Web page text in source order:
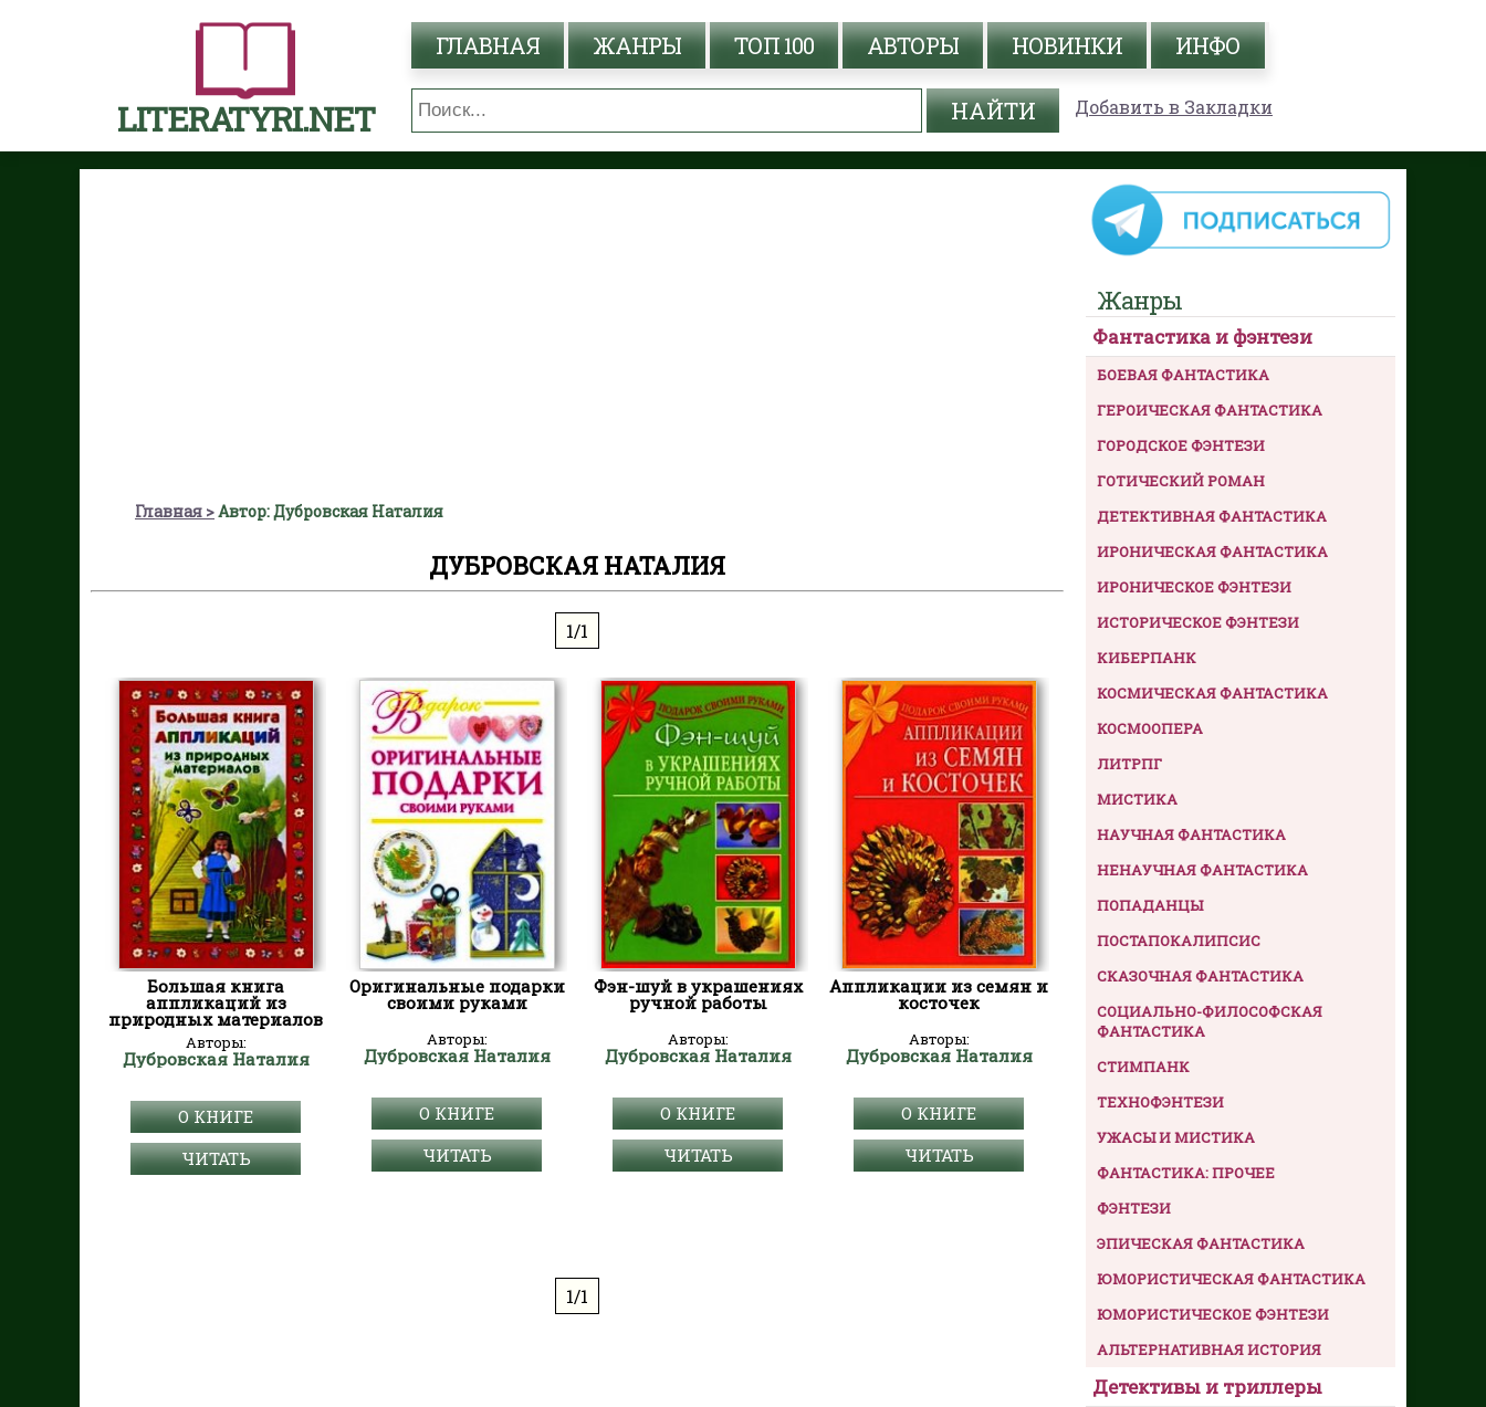
LITERATYRI.NET
ГЛАВНАЯ ЖАНРЫ ТОП 100 АВТОРЫ НОВИНКИ ИНФО
Добавить в Закладки
Главная Автор: Дубровская Наталия
ДУБРОВСКАЯ НАТАЛИЯ
1/1
Большая книга
аппликаций из
природных материалов
Авторы:
Дубровская Наталия
О КНИГЕ
ЧИТАТЬ
Оригинальные подарки
своими руками
Авторы:
Дубровская Наталия
О КНИГЕ
ЧИТАТЬ
Фэн-шуй в украшениях
ручной работы
Авторы:
Дубровская Наталия
О КНИГЕ
ЧИТАТЬ
Аппликации из семян и
косточек
Авторы:
Дубровская Наталия
О КНИГЕ
ЧИТАТЬ
1/1
Жанры
Фантастика и фэнтези
БОЕВАЯ ФАНТАСТИКА
ГЕРОИЧЕСКАЯ ФАНТАСТИКА
ГОРОДСКОЕ ФЭНТЕЗИ
ГОТИЧЕСКИЙ РОМАН
ДЕТЕКТИВНАЯ ФАНТАСТИКА
ИРОНИЧЕСКАЯ ФАНТАСТИКА
ИРОНИЧЕСКОЕ ФЭНТЕЗИ
ИСТОРИЧЕСКОЕ ФЭНТЕЗИ
КИБЕРПАНК
КОСМИЧЕСКАЯ ФАНТАСТИКА
КОСМООПЕРА
ЛИТРПГ
МИСТИКА
НАУЧНАЯ ФАНТАСТИКА
НЕНАУЧНАЯ ФАНТАСТИКА
ПОПАДАНЦЫ
ПОСТАПОКАЛИПСИС
СКАЗОЧНАЯ ФАНТАСТИКА
СОЦИАЛЬНО-ФИЛОСОФСКАЯ
ФАНТАСТИКА
СТИМПАНК
ТЕХНОФЭНТЕЗИ
УЖАСЫ И МИСТИКА
ФАНТАСТИКА: ПРОЧЕЕ
ФЭНТЕЗИ
ЭПИЧЕСКАЯ ФАНТАСТИКА
ЮМОРИСТИЧЕСКАЯ ФАНТАСТИКА
ЮМОРИСТИЧЕСКОЕ ФЭНТЕЗИ
АЛЬТЕРНАТИВНАЯ ИСТОРИЯ
Детективы и триллеры